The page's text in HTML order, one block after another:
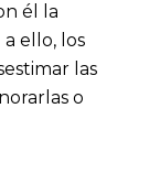
él la
ello, los
las
o